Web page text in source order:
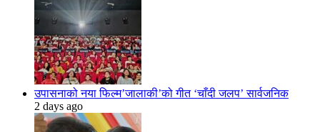
उपासनाको नया फिल्म’जालाकी’को गीत ‘चाँदी जलप’ सार्वजनिक
2 days ago